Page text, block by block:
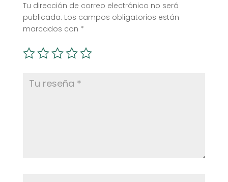
Tu dirección de correo electrónico no será
publicada. Los campos obligatorios están
marcados con *